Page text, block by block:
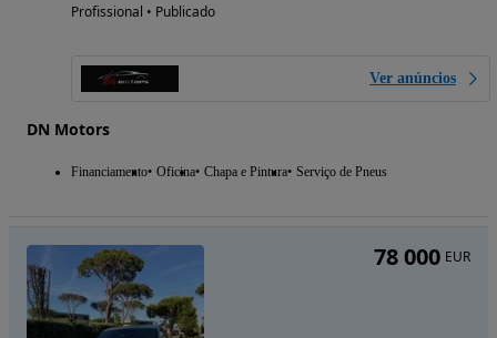
Profissional • Publicado
Ver anúncios
DN Motors
Financiamento Oficina Chapa e Pintura Serviço de Pneus
78 000 EUR